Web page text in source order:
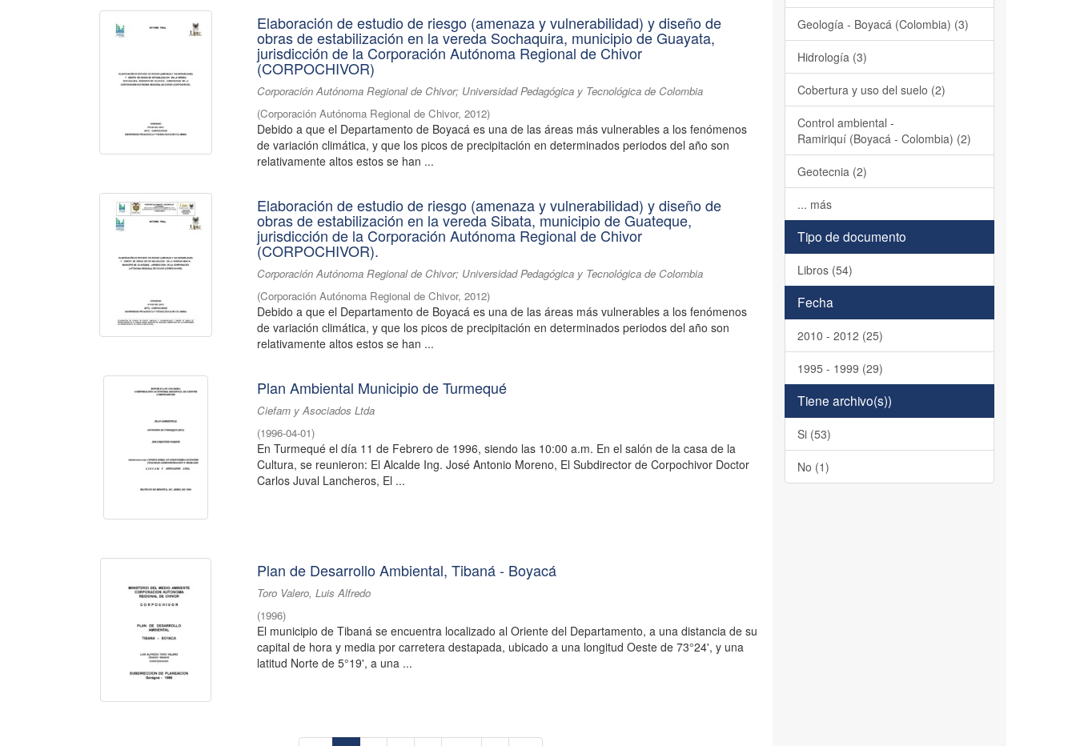
Elaboración de estudio de riesgo (amenaza y vulnerabilidad) y diseño de
obras de estabilización en la vereda Sochaquira, municipio de Guayata,
jurisdicción de la Corporación Autónoma Regional de Chivor
(CORPOCHIVOR)
Corporación Autónoma Regional de Chivor; Universidad Pedagógica y Tecnológica de Colombia
(Corporación Autónoma Regional de Chivor,2012)
Debido a que el Departamento de Boyacá es una de las áreas más vulnerables a los fenómenos
de variación climática, y que los picos de precipitación en determinados periodos del año son
relativamente altos estos se han ...
Elaboración de estudio de riesgo (amenaza y vulnerabilidad) y diseño de
obras de estabilización en la vereda Sibata, municipio de Guateque,
jurisdicción de la Corporación Autónoma Regional de Chivor
(CORPOCHIVOR).
Corporación Autónoma Regional de Chivor; Universidad Pedagógica y Tecnológica de Colombia
(Corporación Autónoma Regional de Chivor,2012)
Debido a que el Departamento de Boyacá es una de las áreas más vulnerables a los fenómenos
de variación climática, y que los picos de precipitación en determinados periodos del año son
relativamente altos estos se han ...
Plan Ambiental Municipio de Turmequé
Ciefam y Asociados Ltda
(1996-04-01)
En Turmequé el día 11 de Febrero de 1996, siendo las 10:00 a.m. En el salón de la casa de la
Cultura, se reunieron: El Alcalde Ing. José Antonio Moreno, El Subdirector de Corpochivor Doctor
Carlos Juval Lancheros, El ...
Plan de Desarrollo Ambiental, Tibaná - Boyacá
Toro Valero, Luis Alfredo
(1996)
El municipio de Tibaná se encuentra localizado al Oriente del Departamento, a una distancia de su
capital de hora y media por carretera destapada, ubicado a una longitud Oeste de 73°24', y una
latitud Norte de 5°19', a una ...
Geología - Boyacá (Colombia) (3)
Hidrología (3)
Cobertura y uso del suelo (2)
Control ambiental -
Ramiriquí (Boyacá - Colombia) (2)
Geotecnia (2)
... más
Tipo de documento
Libros (54)
Fecha
2010 - 2012 (25)
1995 - 1999 (29)
Tiene archivo(s))
Si (53)
No (1)